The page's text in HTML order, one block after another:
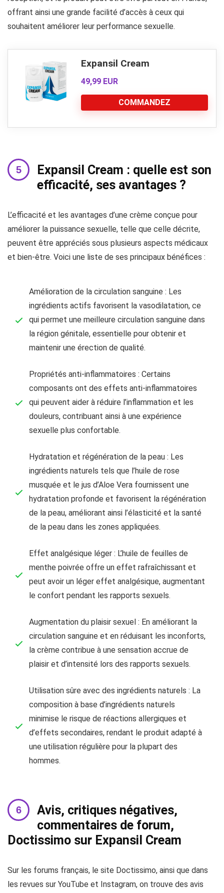
offrant ainsi une grande facilité d’accès à ceux qui
souhaitent améliorer leur performance sexuelle.
Expansil Cream
49,99 EUR
COMMANDEZ
Expansil Cream : quelle est son
efficacité, ses avantages ?
L’efficacité et les avantages d’une crème conçue pour
améliorer la puissance sexuelle, telle que celle décrite,
peuvent être appréciés sous plusieurs aspects médicaux
et bien-être. Voici une liste de ses principaux bénéfices :
Amélioration de la circulation sanguine : Les
ingrédients actifs favorisent la vasodilatation, ce
qui permet une meilleure circulation sanguine dans
la région génitale, essentielle pour obtenir et
maintenir une érection de qualité.
Propriétés anti-inflammatoires : Certains
composants ont des effets anti-inflammatoires
qui peuvent aider à réduire l’inflammation et les
douleurs, contribuant ainsi à une expérience
sexuelle plus confortable.
Hydratation et régénération de la peau : Les
ingrédients naturels tels que l’huile de rose
musquée et le jus d’Aloe Vera fournissent une
hydratation profonde et favorisent la régénération
de la peau, améliorant ainsi l’élasticité et la santé
de la peau dans les zones appliquées.
Effet analgésique léger : L’huile de feuilles de
menthe poivrée offre un effet rafraîchissant et
peut avoir un léger effet analgésique, augmentant
le confort pendant les rapports sexuels.
Augmentation du plaisir sexuel : En améliorant la
circulation sanguine et en réduisant les inconforts,
la crème contribue à une sensation accrue de
plaisir et d’intensité lors des rapports sexuels.
Utilisation sûre avec des ingrédients naturels : La
composition à base d’ingrédients naturels
minimise le risque de réactions allergiques et
d’effets secondaires, rendant le produit adapté à
une utilisation régulière pour la plupart des
hommes.
Avis, critiques négatives,
commentaires de forum,
Doctissimo sur Expansil Cream
Sur les forums français, le site Doctissimo, ainsi que dans
les revues sur YouTube et Instagram, on trouve des avis